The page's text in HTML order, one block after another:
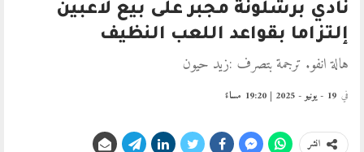
نادي برشلونة مجبر على بيع لاعبين
إلتزاما بقواعد اللعب النظيف
هالة انفو. ترجمة بتصرف :زيد حيون
في 19 - يونيو - 2025 | 19:20 مساءً
انشر